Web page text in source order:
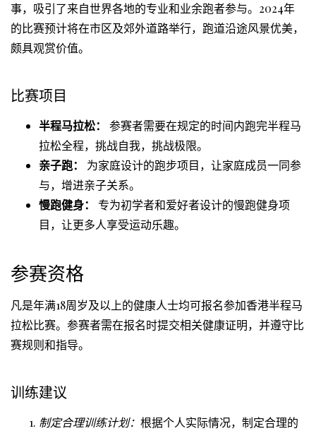
事，吸引了来自世界各地的专业和业余跑者参与。2024年
的比赛预计将在市区及郊外道路举行，跑道沿途风景优美，
颇具观赏价值。
比赛项目
半程马拉松：
参赛者需要在规定的时间内跑完半程马
拉松全程，挑战自我，挑战极限。
亲子跑：
为家庭设计的跑步项目，让家庭成员一同参
与，增进亲子关系。
慢跑健身：
专为初学者和爱好者设计的慢跑健身项
目，让更多人享受运动乐趣。
参赛资格
凡是年满18周岁及以上的健康人士均可报名参加香港半程马
拉松比赛。参赛者需在报名时提交相关健康证明，并遵守比
赛规则和指导。
训练建议
制定合理训练计划： 根据个人实际情况，制定合理的